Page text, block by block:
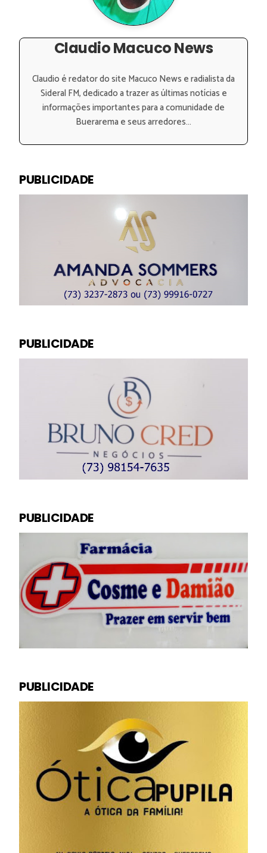
Claudio Macuco News
Claudio é redator do site Macuco News e radialista da
Sideral FM, dedicado a trazer as últimas notícias e
informações importantes para a comunidade de
Buerarema e seus arredores...
PUBLICIDADE
PUBLICIDADE
PUBLICIDADE
PUBLICIDADE